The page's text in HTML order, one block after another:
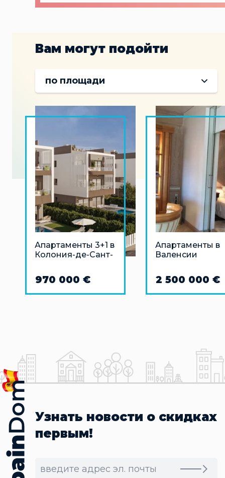
Вам могут подойти
по площади
Апартаменты 3+1 в
Колония-де-Сант-
970 000 €
Апартаменты в
Валенсии
2 500 000 €
Узнать новости о скидках
первым!